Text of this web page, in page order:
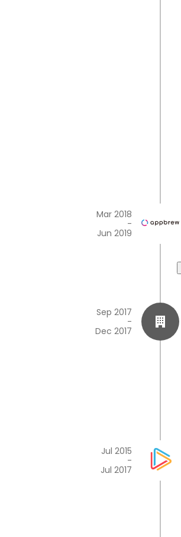
Mar 2018
-
Jun 2019
Sep 2017
-
Dec 2017
Jul 2015
-
Jul 2017